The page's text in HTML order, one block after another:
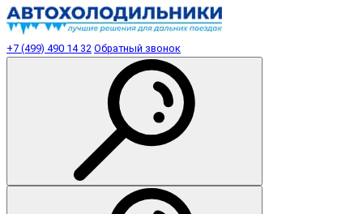
+7 (499) 490 14 32 Обратный звонок